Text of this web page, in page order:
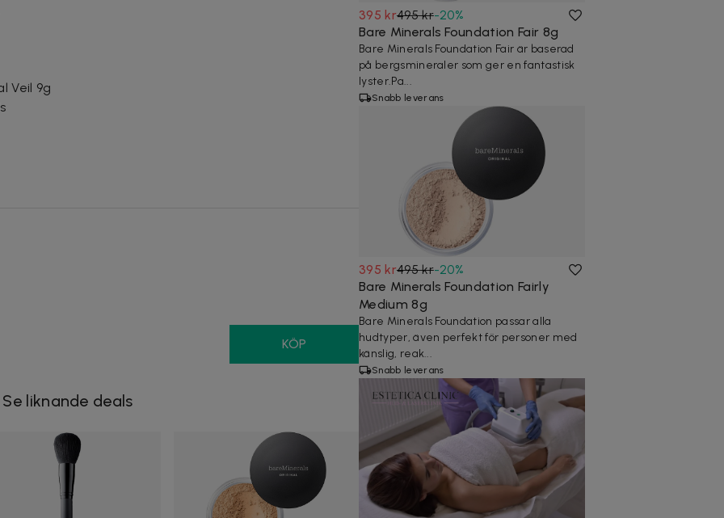
Veil 9g
KÖP
Se liknande deals
395 kr495 kr-20%
Bare Minerals Foundation Fair 8g
Bare Minerals Foundation Fair är baserad
på bergsmineraler som ger en fantastisk
lyster.Pa...
Snabb leverans
395 kr495 kr-20%
Bare Minerals Foundation Fairly
Medium 8g
Bare Minerals Foundation passar alla
hudtyper, även perfekt för personer med
känslig, reak...
Snabb leverans